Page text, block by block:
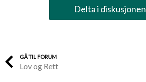
Delta i diskusjonen
GÅ TIL FORUM
Lov og Rett